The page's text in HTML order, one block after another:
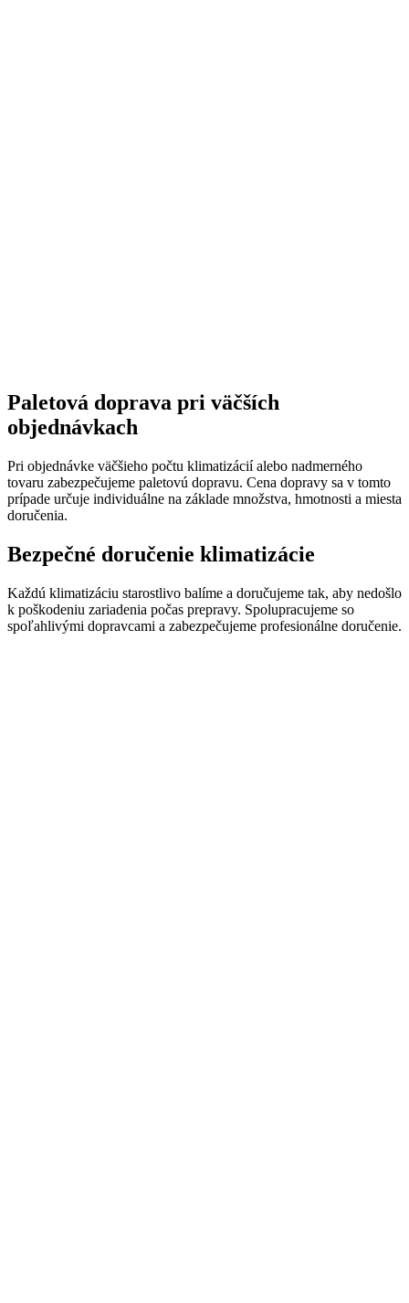
Paletová doprava pri väčších
objednávkach
Pri objednávke väčšieho počtu klimatizácií alebo nadmerného
tovaru zabezpečujeme paletovú dopravu. Cena dopravy sa v tomto
prípade určuje individuálne na základe množstva, hmotnosti a miesta
doručenia.
Bezpečné doručenie klimatizácie
Každú klimatizáciu starostlivo balíme a doručujeme tak, aby nedošlo
k poškodeniu zariadenia počas prepravy. Spolupracujeme so
spoľahlivými dopravcami a zabezpečujeme profesionálne doručenie.